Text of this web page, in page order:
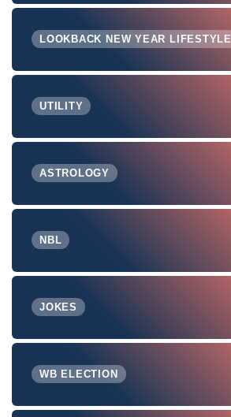
LOOKBACK NEW YEAR LIFESTYLE
UTILITY
ASTROLOGY
NBL
JOKES
WB ELECTION